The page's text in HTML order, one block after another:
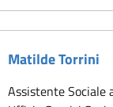
Matilde Torrini
Assistente Sociale